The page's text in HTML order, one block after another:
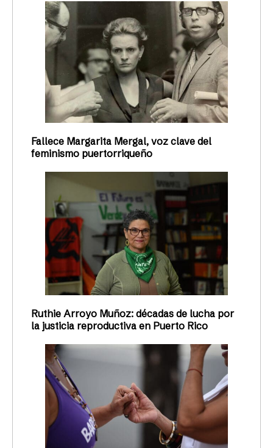
Fallece Margarita Mergal, voz clave del
feminismo puertorriqueño
Ruthie Arroyo Muñoz: décadas de lucha por
la justicia reproductiva en Puerto Rico